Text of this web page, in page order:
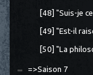
[48] "Suis-je
[49] "Est-il
[50] "La
=>Saison 7